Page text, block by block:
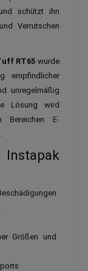
schützt ihn
Verrutschen
RT65 wurde
empfindlicher
unregelmäßig
Lösung wird
Bereichen E-
Größen und